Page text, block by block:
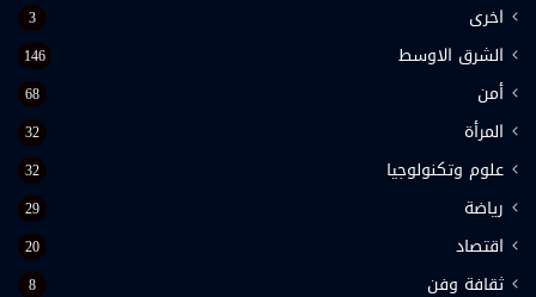
اخرى 3
الشرق الاوسط 146
أمن 68
المرأة 32
علوم وتكنولوجيا 32
رياضة 29
اقتصاد 20
ثقافة وفن 8